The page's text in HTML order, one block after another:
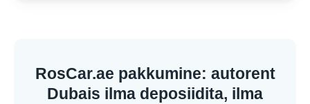
RosCar.ae pakkumine: autorent
Dubais ilma deposiidita, ilma